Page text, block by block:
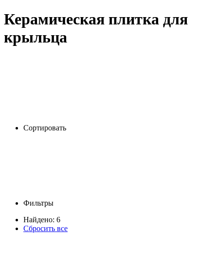
Керамическая плитка для
крыльца
Сортировать
Фильтры
Найдено: 6
Сбросить все